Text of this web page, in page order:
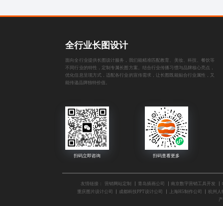
全行业长图设计
面向全行业提供长图设计服务，我们能精准匹配教育、美妆、科技、餐饮等
不同行业的特性，定制专属长图方案。结合行业传播习惯与品牌核心亮点，
优化信息呈现方式，适配各行业的宣传需求，让长图既能贴合行业属性，又
能传递品牌独特价值。
友情链接： 营销网站定制 青岛插画公司 南京数字营销工具开发
重庆图片设计公司
成都科技PPT设计公司 上海H5制作公司
杭州人